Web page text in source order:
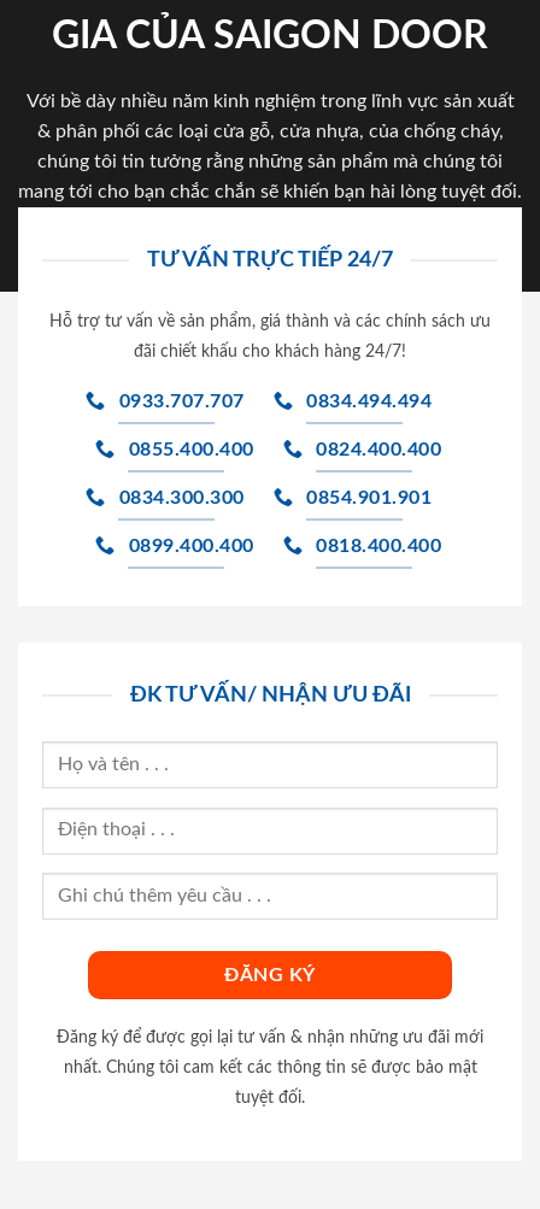
GIA CỦA SAIGON DOOR
Với bề dày nhiều năm kinh nghiệm trong lĩnh vực sản xuất
& phân phối các loại cửa gỗ, cửa nhựa, của chống cháy,
chúng tôi tin tưởng rằng những sản phẩm mà chúng tôi
mang tới cho bạn chắc chắn sẽ khiến bạn hài lòng tuyệt đối.
TƯ VẤN TRỰC TIẾP 24/7
Hỗ trợ tư vấn về sản phẩm, giá thành và các chính sách ưu
đãi chiết khấu cho khách hàng 24/7!
0933.707.707 0834.494.494
0855.400.400 0824.400.400
0834.300.300 0854.901.901
0899.400.400 0818.400.400
ĐK TƯ VẤN/ NHẬN ƯU ĐÃI
Đăng ký để được gọi lại tư vấn & nhận những ưu đãi mới
nhất. Chúng tôi cam kết các thông tin sẽ được bảo mật
tuyệt đối.